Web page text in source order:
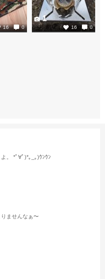
16 0 16 0
1
。 *ﾟ∀ﾟ)*｡_｡)ｳﾝｳﾝ
ませんなぁ〜